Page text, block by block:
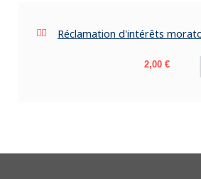
Réclamation d'intérêts
Prix
2,00 €